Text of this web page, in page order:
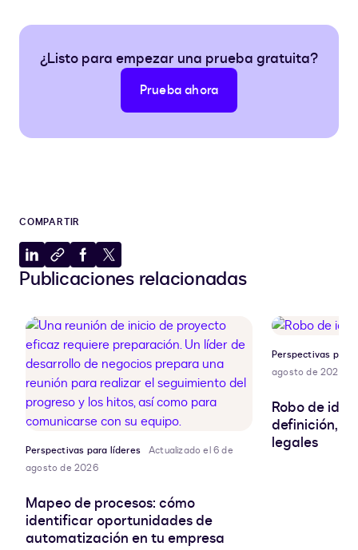
¿Listo para empezar una prueba gratuita?
Prueba ahora
COMPARTIR
Compartir
en
Copiar
al
Compartir
en
Compartir
en
Publicaciones relacionadas
Perspectivas para líderes
Actualizado el 6 de
agosto de 2026
Mapeo de procesos: cómo
identificar oportunidades de
automatización en tu empresa
Perspectivas para
agosto de 2026
Robo de
definición,
legales